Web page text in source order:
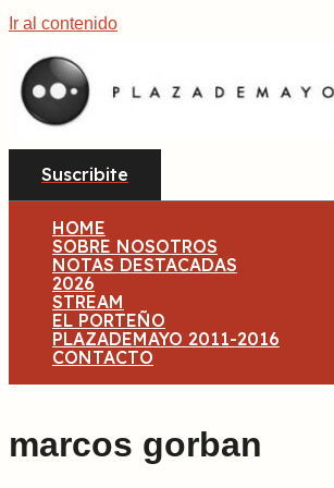
Ir al contenido
Suscribite
HOME
SOBRE NOSOTROS
NOTAS DESTACADAS
2026
STREAM
EL PORTEÑO
PLAZADEMAYO 2011-2016
CONTACTO
marcos gorban